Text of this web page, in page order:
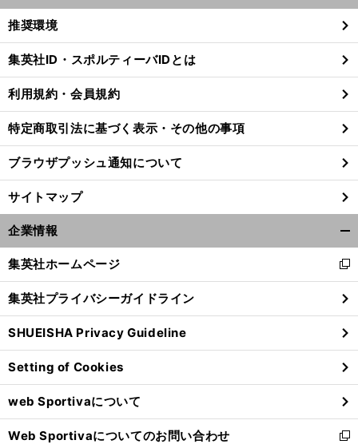
。
々
こ
。
・
閉
る
推奨環境
集英社ID・スポルティーバIDとは
利用規約・会員規約
特定商取引法に基づく表示・その他の事項
ブラウザプッシュ通知について
サイトマップ
企業情報
閉
る
集英社ホームページ
新
し
い
ウ
ィ
ン
ド
ウ
で
開
く
集英社プライバシーガイドライン
SHUEISHA Privacy Guideline
Setting of Cookies
web Sportivaについて
Web Sportivaについてのお問い合わせ
新